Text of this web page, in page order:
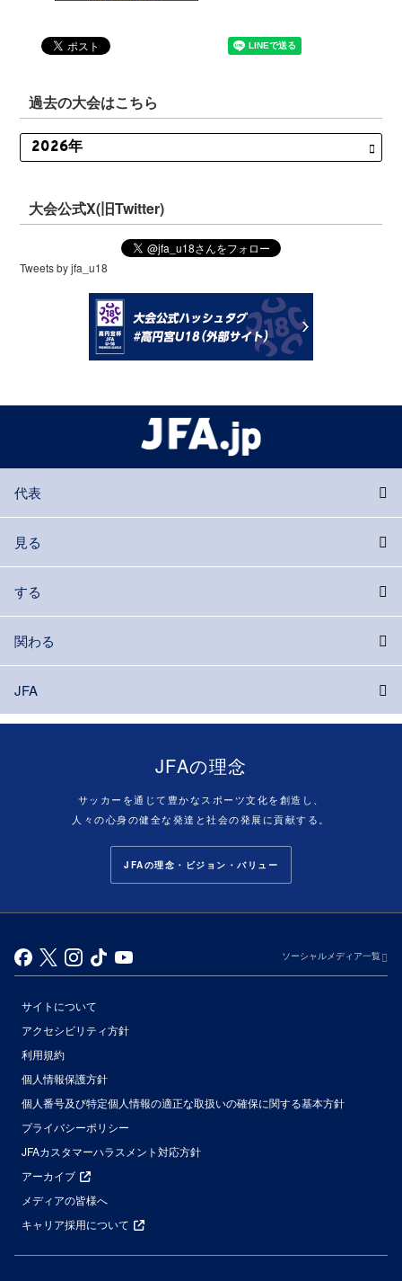
過去の大会はこちら
大会公式X(旧Twitter)
Tweets by jfa_u18
代表
見る
する
関わる
JFA
JFAの理念
サッカーを通じて豊かなスポーツ文化を創造し、
人々の心身の健全な発達と社会の発展に貢献する。
JFAの理念・ビジョン・バリュー
ソーシャルメディア一覧
サイトについて
アクセシビリティ方針
利用規約
個人情報保護方針
個人番号及び特定個人情報の適正な取扱いの確保に関する基本方針
プライバシーポリシー
JFAカスタマーハラスメント対応方針
アーカイブ
メディアの皆様へ
キャリア採用について